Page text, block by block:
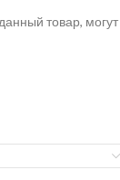
товар, могут